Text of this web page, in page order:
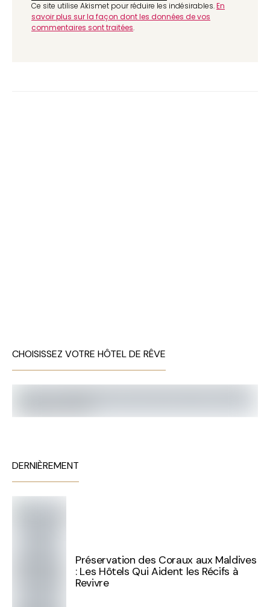
Ce site utilise Akismet pour réduire les indésirables.En
savoir plus sur la façon dont les données de vos
commentaires sont traitées.
CHOISISSEZ VOTRE HÔTEL DE RÊVE
DERNIÈREMENT
Préservation des Coraux aux Maldives
: Les Hôtels Qui Aident les Récifs à
Revivre